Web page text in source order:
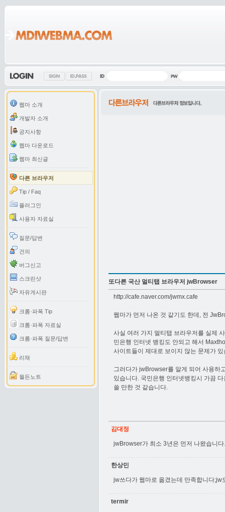
웹마 소개
개발자 소개
공지사항
웹마 다운로드
웹마 최신글
다른 브라우저
Tip / Faq
플러그인
사용자 자료실
질문/답변
건의
버그신고
스크린샷
자유게시판
크롬·파폭 Tip
크롬·파폭 자료실
크롬·파폭 질문/답변
리채
월든노트
또다른 국산 멀티탭 브라우저 jwBrowser
http://cafe.naver.com/jwmx.cafe
웹마가 먼저 나온 것 같기도 한데, 전
사실 여러 가지 멀티탭 브라우저를 실제
민은행 인터넷 뱅킹도 안되고 해서
사이트들이 제대로 보이지 않는 문제가
그러다가 jwBrowser를 알게 되어 사용하
있습니다. 국민은행 인터넷뱅킹시 가끔
쓸 만한 것 같습니다.
김대정
jwBrowser가 최소 3년은 먼저 나왔습니다.
한상민
jw쓰다가 웹마로 옮겼는데 만족합니다
termir